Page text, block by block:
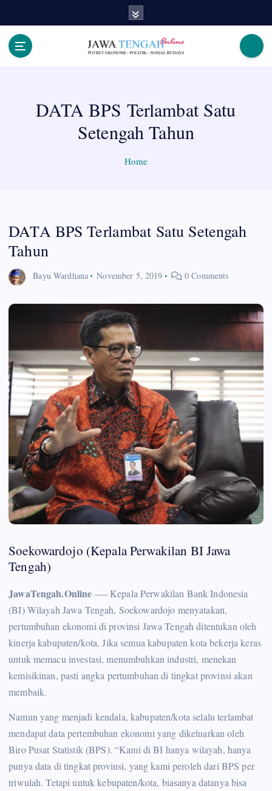
DATA BPS Terlambat Satu
Setengah Tahun
Home
DATA BPS Terlambat Satu Setengah
Tahun
Bayu Wardhana November 5, 2019 0 Comments
Soekowardojo (Kepala Perwakilan BI Jawa
Tengah)
JawaTengah.Online —- Kepala Perwakilan Bank Indonesia
(BI) Wilayah Jawa Tengah, Soekowardojo menyatakan,
pertumbuhan ekonomi di provinsi Jawa Tengah ditentukan oleh
kinerja kabupaten/kota. Jika semua kabupaten kota bekerja keras
untuk memacu investasi, menumbuhkan industri, menekan
kemisikinan, pasti angka pertumbuhan di tingkat provinsi akan
membaik.
Namun yang menjadi kendala, kabupaten/kota selalu terlambat
mendapat data pertembuhan ekonomi yang dikeluarkan oleh
Biro Pusat Statistik (BPS). “Kami di BI hanya wilayah, hanya
punya data di tingkat provinsi, yang kami peroleh dari BPS per
triwulah. Tetapi untuk kebupaten/kota, biasanya datanya bisa